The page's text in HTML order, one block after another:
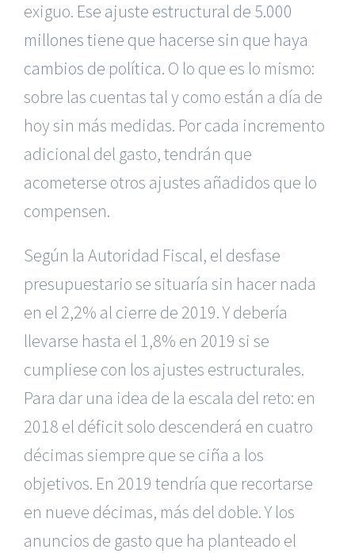
exiguo. Ese ajuste estructural de 5.000
millones tiene que hacerse sin que haya
cambios de política. O lo que es lo mismo:
sobre las cuentas tal y como están a día de
hoy sin más medidas. Por cada incremento
adicional del gasto, tendrán que
acometerse otros ajustes añadidos que lo
compensen.
Según la Autoridad Fiscal, el desfase
presupuestario se situaría sin hacer nada
en el 2,2% al cierre de 2019. Y debería
llevarse hasta el 1,8% en 2019 si se
cumpliese con los ajustes estructurales.
Para dar una idea de la escala del reto: en
2018 el déficit solo descenderá en cuatro
décimas siempre que se ciña a los
objetivos. En 2019 tendría que recortarse
en nueve décimas, más del doble. Y los
anuncios de gasto que ha planteado el